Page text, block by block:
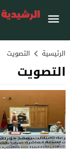
الرئيسية التصويت
التصويت